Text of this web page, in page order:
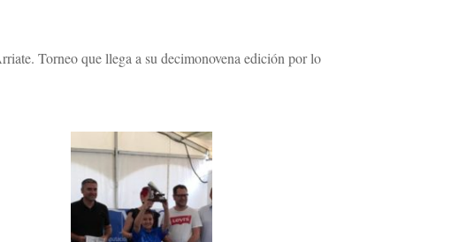
Torneo que llega a su decimonovena edición por lo